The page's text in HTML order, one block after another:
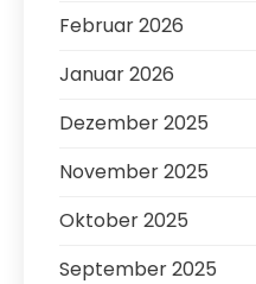
Februar 2026
Januar 2026
Dezember 2025
November 2025
Oktober 2025
September 2025